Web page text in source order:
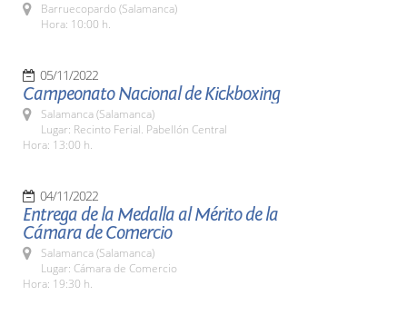
Barruecopardo (Salamanca)
Hora: 10:00 h.
05/11/2022
Campeonato Nacional de Kickboxing
Salamanca (Salamanca)
Lugar: Recinto Ferial. Pabellón Central
Hora: 13:00 h.
04/11/2022
Entrega de la Medalla al Mérito de la
Cámara de Comercio
Salamanca (Salamanca)
Lugar: Cámara de Comercio
Hora: 19:30 h.